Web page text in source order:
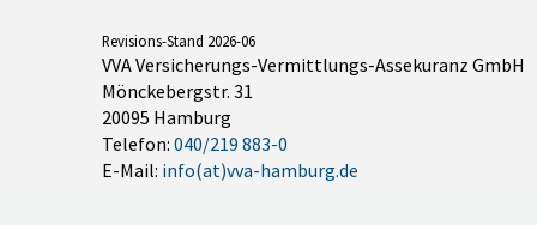
Revisions-Stand 2026-06
VVA Versicherungs-Vermittlungs-Assekuranz GmbH
Mönckebergstr. 31
20095 Hamburg
Telefon: 040/219 883-0
E-Mail: info(at)vva-hamburg.de